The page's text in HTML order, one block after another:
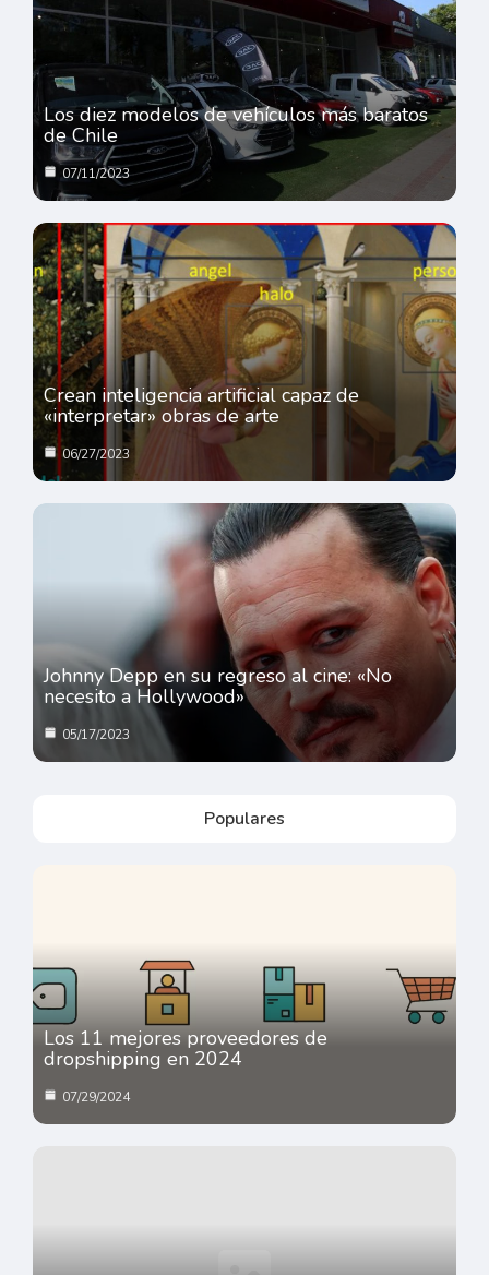
Los diez modelos de vehículos más baratos
de Chile
07/11/2023
Crean inteligencia artificial capaz de
«interpretar» obras de arte
06/27/2023
Johnny Depp en su regreso al cine: «No
necesito a Hollywood»
05/17/2023
Populares
Los 11 mejores proveedores de
dropshipping en 2024
07/29/2024